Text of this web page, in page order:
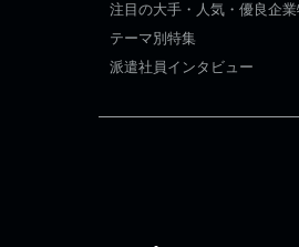
注目の大手・人気・優良企業
テーマ別特集
派遣社員インタビュー